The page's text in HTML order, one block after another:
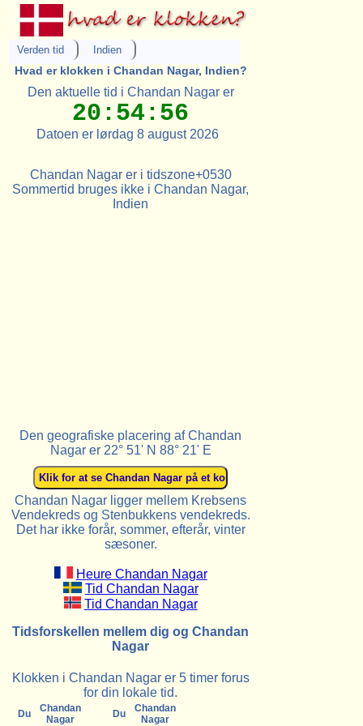
Verden tid Indien
Hvad er klokken i Chandan Nagar, Indien?
Den aktuelle tid i Chandan Nagar er
20:54:56
Datoen er lørdag 8 august 2026
Chandan Nagar er i tidszone+0530
Sommertid bruges ikke i Chandan Nagar,
Indien
Den geografiske placering af Chandan
Nagar er 22° 51' N 88° 21' E
Chandan Nagar ligger mellem Krebsens
Vendekreds og Stenbukkens vendekreds.
Det har ikke forår, sommer, efterår, vinter
sæsoner.
Heure Chandan Nagar
Tid Chandan Nagar
Tid Chandan Nagar
Tidsforskellen mellem dig og Chandan
Nagar
Klokken i Chandan Nagar er 5 timer forus
for din lokale tid.
Du
Chandan
Nagar
Du
Chandan
Nagar